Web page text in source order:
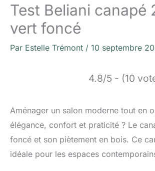
Test Beliani
vert foncé
Par Estelle Trémont / 10 septembre
4.8/5 - (10
Aménager un salon moderne tout en
élégance, confort et praticité ? Le
foncé et son piètement en bois. Ce
idéale pour les espaces